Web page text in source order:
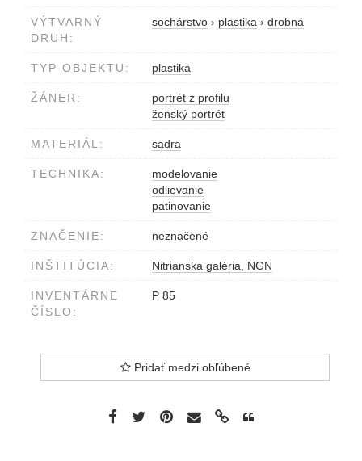
VÝTVARNÝ
DRUH:
sochárstvo › plastika › drobná
TYP OBJEKTU: plastika
ŽÁNER:
portrét z profilu
ženský portrét
MATERIÁL: sadra
TECHNIKA:
modelovanie
odlievanie
patinovanie
ZNAČENIE: neznačené
INŠTITÚCIA: Nitrianska galéria, NGN
INVENTÁRNE
ČÍSLO:
P 85
Pridať medzi obľúbené